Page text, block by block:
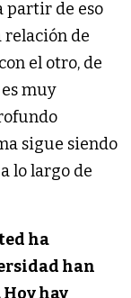
partir de eso
relación de
el otro, de
muy
sigue siendo
lo largo de
ha
han
hay